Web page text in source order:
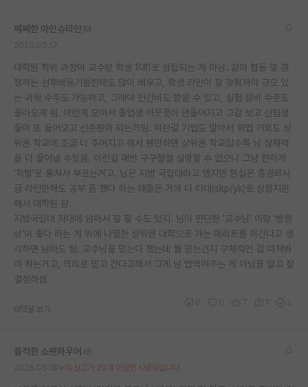
커리어
유학교육
이벤트
반도체 아카데미
재팬라운지 🌸
쩨쩨한 아인슈타인
대학원 학위 과정이 교수랑 학생 1대1로 성립되는 게 아님. 같이 협동 및 경
쟁하는 선후배동기들한테도 많이 배우고, 학생 라인이 잘 갖춰져야 규모 있
는 과제 수주도 가능하고, 그래야 인건비도 받을 수 있고, 실험 장비 수준도
올라오게 됨. 이런게 모여서 졸업생 아웃풋이 만들어지고 그걸 보고 신입생
들이 또 들어오고 선순환이 되는거임. 이런걸 기업도 알아서 취업 기회도 상
위권 학교에 조금 더 주어지고 해서 웬만하면 상위권 학교일수록 님 잠재력
을 더 끌어낼 수있음. 이런걸 매번 구구절절 설명할 수 없으니 그냥 편하게
'학벌'로 퉁쳐서 부르는거고. 님은 지방 국립대라고 했지만 현실은 중경외시
급 라인만해도 공부 좀 했다 하는 애들은 거의 다 타대(skp/yk)로 상향지원
해서 대학원 감.
지방국립대 자대에 남아서 잘 할 수도 있지. 님이 판단한 '교수님' 이랑 '방향
성'이 좋다 라는 게 위에 나열한 상위권 대학으로 가는 메리트를 이긴다고 생
각하면 남아도 됨. 교수님을 믿는다 했는데 뭘 믿는건지 구체적인 걸 따져봐
야 하는거고, 의리로 믿고 간다고해서 그게 님 밥먹여주는 게 아님을 알고 잘
결정하셈.
대댓글 쓰기
울적한 쇼펜하우어
누적 신고가 20개 이상인 사용자입니다.